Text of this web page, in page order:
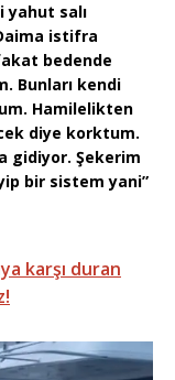
yahut salı
istifra
bedende
Bunları kendi
Hamilelikten
diye korktum.
gidiyor. Şekerim
bir sistem yani”
karşı duran